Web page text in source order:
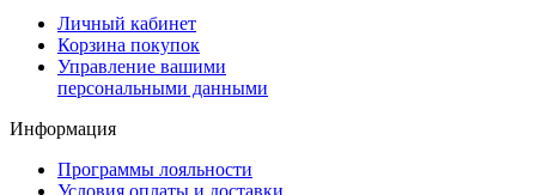
Личный кабинет
Корзина покупок
Управление вашими
персональными данными
Информация
Программы лояльности
Условия оплаты и доставки